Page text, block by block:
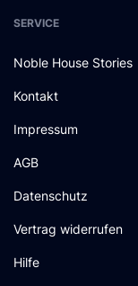
SERVICE
Noble House Stories
Kontakt
Impressum
AGB
Datenschutz
Vertrag widerrufen
Hilfe